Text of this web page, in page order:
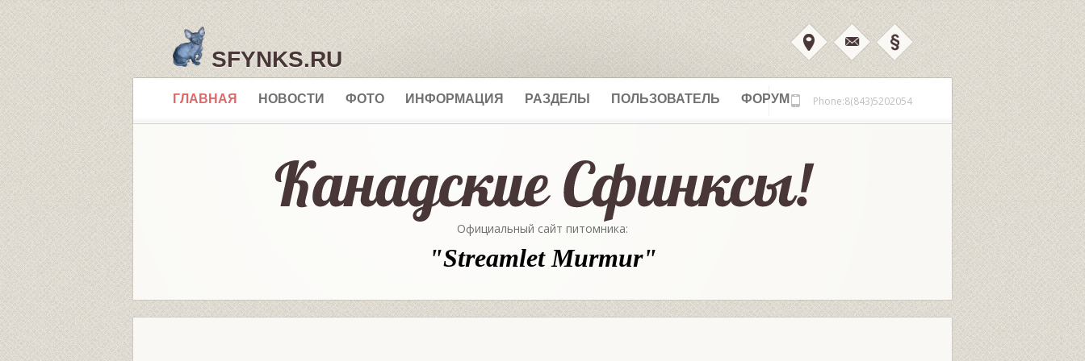
SFYNKS.RU
ГЛАВНАЯ НОВОСТИ ФОТО ИНФОРМАЦИЯ РАЗДЕЛЫ ПОЛЬЗОВАТЕЛЬ ФОРУМ Phone:8(843)5202054
Официальный сайт питомника:
"Streamlet Murmur"